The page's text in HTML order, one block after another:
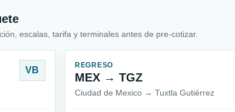
escalas, tarifa y terminales antes de pre-cotizar.
VB REGRESO
MEX → TGZ
Ciudad de Mexico → Tuxtla Gutiérrez